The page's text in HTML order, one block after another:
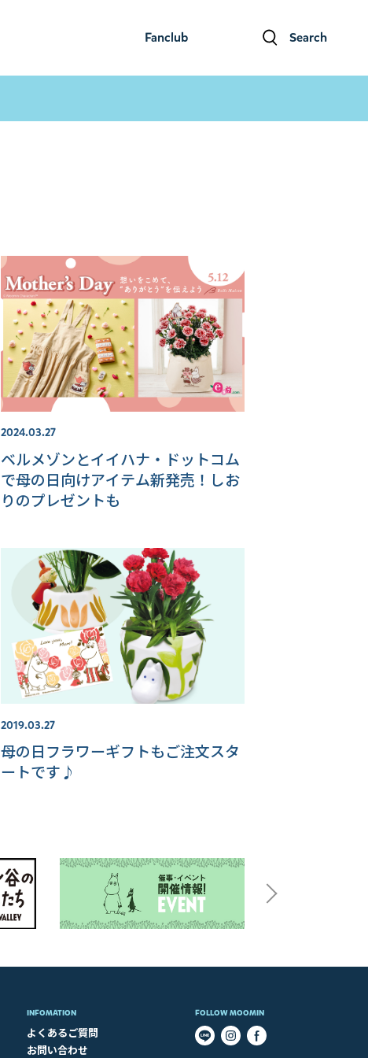
Fanclub Search
2024.03.27
ベルメゾンとイイハナ・ドットコム
で母の日向けアイテム新発売！しお
りのプレゼントも
2019.03.27
母の日フラワーギフトもご注文スタ
ートです♪
INFOMATION
よくあるご質問
お問い合わせ
FOLLOW MOOMIN